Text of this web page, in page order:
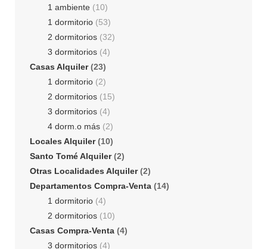
1 ambiente (10)
1 dormitorio (53)
2 dormitorios (32)
3 dormitorios (4)
Casas Alquiler(23)
1 dormitorio (2)
2 dormitorios (15)
3 dormitorios (4)
4 dorm.o más (2)
Locales Alquiler(10)
Santo Tomé Alquiler(2)
Otras Localidades Alquiler(2)
Departamentos Compra-Venta (14)
1 dormitorio (4)
2 dormitorios (10)
Casas Compra-Venta (4)
3 dormitorios (4)